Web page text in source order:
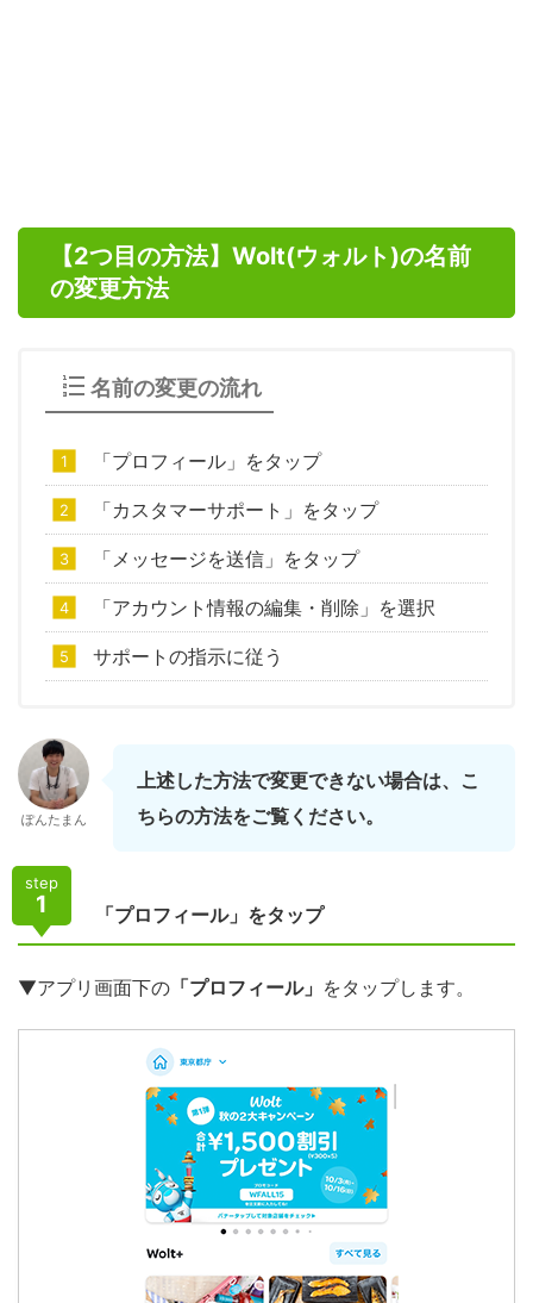
【2つ目の方法】Wolt(ウォルト)の名前
の変更方法
名前の変更の流れ
「プロフィール」をタップ
「カスタマーサポート」をタップ
「メッセージを送信」をタップ
「アカウント情報の編集・削除」を選択
サポートの指示に従う
ぽんたまん
上述した方法で変更できない場合は、こ
ちらの方法をご覧ください。
step
1 「プロフィール」をタップ
▼アプリ画面下の 「プロフィール」 をタップします。